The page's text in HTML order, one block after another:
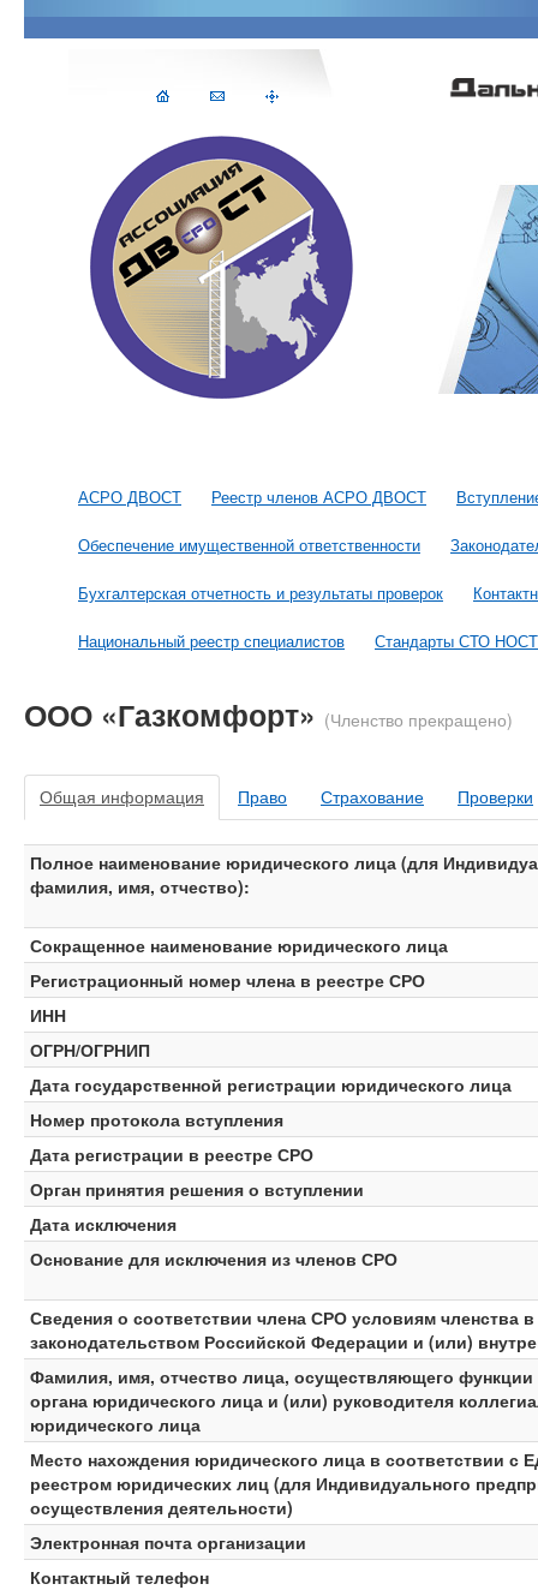
АСРО ДВОСТ Реестр членов АСРО ДВОСТ
Обеспечение имущественной ответственности
Бухгалтерская отчетность и результаты проверок
Национальный реестр специалистов Стандарты СТО
ООО «Газкомфорт» (Членство прекращено)
Общая информация Право Страхование Проверки
Полное наименование юридического лица (для
фамилия, имя, отчество):
Сокращенное наименование юридического лица
Регистрационный номер члена в реестре СРО
ИНН
ОГРН/ОГРНИП
Дата государственной регистрации юридического лица
Номер протокола вступления
Дата регистрации в реестре СРО
Орган принятия решения о вступлении
Дата исключения
Основание для исключения из членов СРО
Сведения о соответствии члена СРО условиям членства
законодательством Российской Федерации и (или)
Фамилия, имя, отчество лица, осуществляющего функции
органа юридического лица и (или) руководителя
юридического лица
Место нахождения юридического лица в соответствии с
реестром юридических лиц (для Индивидуального
осуществления деятельности)
Электронная почта организации
Контактный телефон